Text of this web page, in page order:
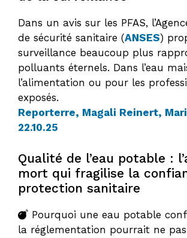
Dans un avis sur les PFAS,
de sécurité sanitaire (ANSES)
surveillance beaucoup plus
polluants éternels. Dans l’eau
l’alimentation ou pour les
exposés.
Reporterre, Magali Reinert,
22.10.25
Qualité de l’eau potable :
mort qui fragilise la
protection sanitaire
Pourquoi une eau potable
la réglementation pourrait ne